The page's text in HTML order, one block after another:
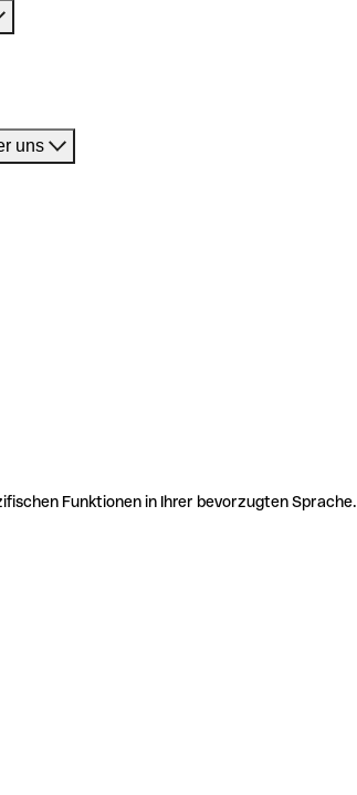
uns
Funktionen in Ihrer bevorzugten Sprache.